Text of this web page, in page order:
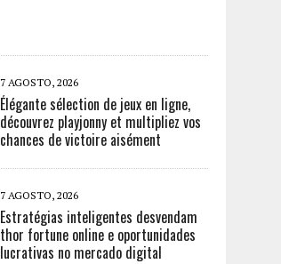
7 AGOSTO, 2026
Élégante sélection de jeux en ligne,
découvrez playjonny et multipliez vos
chances de victoire aisément
7 AGOSTO, 2026
Estratégias inteligentes desvendam
thor fortune online e oportunidades
lucrativas no mercado digital